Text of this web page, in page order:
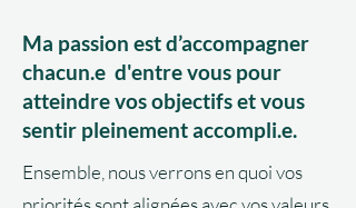
Ma passion est d’accompagner
chacun.e d'entre vous pour
atteindre vos objectifs et vous
sentir pleinement accompli.e.
Ensemble, nous verrons en quoi vos